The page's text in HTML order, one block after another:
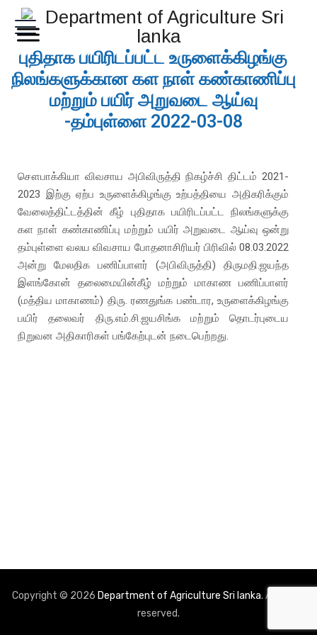
புதிதாக பயிரிடப்பட்ட உருளைக்கிழங்கு
நிலங்களுக்கான கள நாள் கண்காணிப்பு
மற்றும் பயிர் அறுவடை ஆய்வு
-தம்புள்ளை 2022-03-08
சௌபாக்கியா விவசாய அபிவிருத்தி நிகழ்ச்சி திட்டம் 2021-
2023 இற்கு ஏற்ப உருளைக்கிழங்கு உற்பத்தியை அதிகரிக்கும்
வேலைத்திட்டத்தின் கீழ் புதிதாக பயிரிடப்பட்ட நிலங்களுக்கு
கள நாள் கண்காணிப்பு மற்றும் பயிர் அறுவடை ஆய்வு ஒன்று
தம்புள்ளை வலய விவசாய போதனாசிரியர் பிரிவில் 08.03.2022
அன்று மேலதிக பணிப்பாளர் (அபிவிருத்தி) திருமதி.ஜயந்த
இளங்கோன் தலைமையின்கீழ் மற்றும் மாகாண பணிப்பாளர்
(மத்திய மாகாணம்) திரு. ரணதுங்க பண்டார, உருளைக்கிழங்கு
பயிர் தலைவர் திரு.எம்.சி.ஜயசிங்க மற்றும் தொடர்புடைய
நிறுவன அதிகாரிகள் பங்கேற்புடன் நடைபெற்றது.
Copyright © 2026 Department of Agriculture Sri lanka. All rights
reserved.